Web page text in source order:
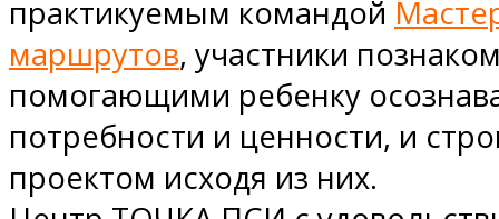
практикуемым командой
маршрутов, участники
помогающими ребенку
потребности и ценности, и
проектом исходя из них.